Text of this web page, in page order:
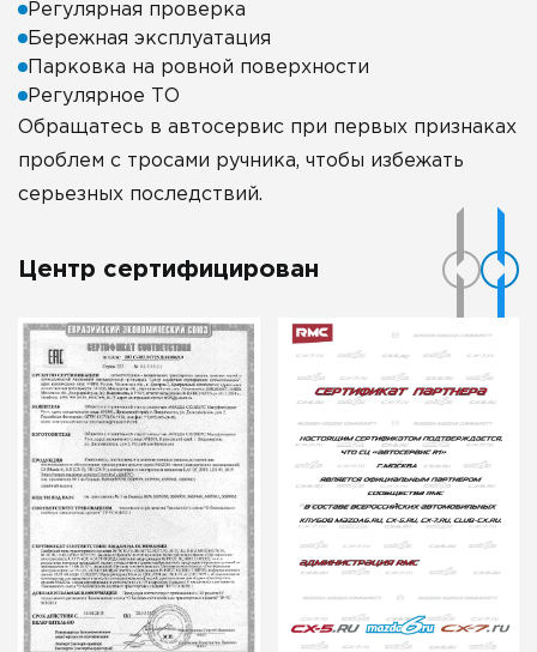
Регулярная проверка
Бережная эксплуатация
Парковка на ровной поверхности
Регулярное ТО
Обращатесь в автосервис при первых признаках
проблем с тросами ручника, чтобы избежать
серьезных последствий.
Центр сертифицирован